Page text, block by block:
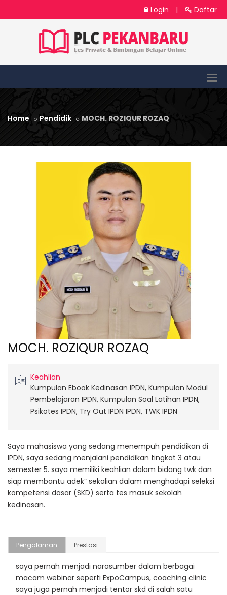
Login | Daftar
Home Pendidik MOCH. ROZIQUR ROZAQ
MOCH. ROZIQUR ROZAQ
Keahlian
Kumpulan Ebook Kedinasan IPDN, Kumpulan Modul
Pembelajaran IPDN, Kumpulan Soal Latihan IPDN,
Psikotes IPDN, Try Out IPDN IPDN, TWK IPDN
Saya mahasiswa yang sedang menempuh pendidikan di
IPDN, saya sedang menjalani pendidikan tingkat 3 atau
semester 5. saya memiliki keahlian dalam bidang twk dan
siap membantu adek” sekalian dalam menghadapi seleksi
kompetensi dasar (SKD) serta tes masuk sekolah
kedinasan.
Pengalaman Prestasi
saya pernah menjadi narasumber dalam berbagai
macam webinar seperti ExpoCampus, coaching clinic
saya juga pernah menjadi tentor skd di salah satu